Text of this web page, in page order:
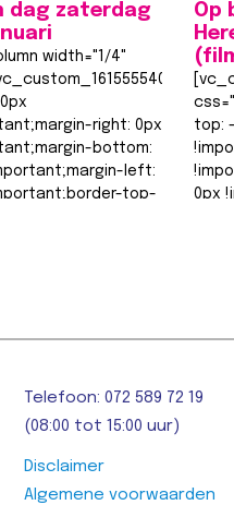
dag zaterdag
width="1/4"
right: 0px
bottom:
left:
top-
Op
top:
0px
Telefoon: 072 589 72 19
(08:00 tot 15:00 uur)
Disclaimer
Algemene voorwaarden